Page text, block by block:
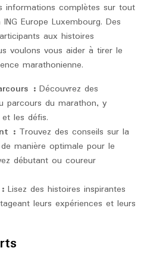
informations complètes sur tout
Europe Luxembourg. Des
aux histoires
voulons vous aider à tirer le
marathonienne.
: Découvrez des
parcours du marathon, y
les défis.
: Trouvez des conseils sur la
manière optimale pour le
débutant ou coureur
Lisez des histoires inspirantes
leurs expériences et leurs